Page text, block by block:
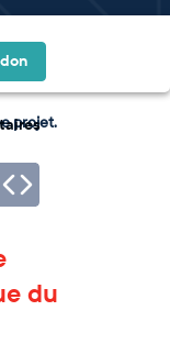
projet.
du